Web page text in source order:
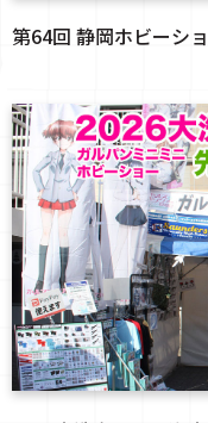
第64回 静岡ホビーシ